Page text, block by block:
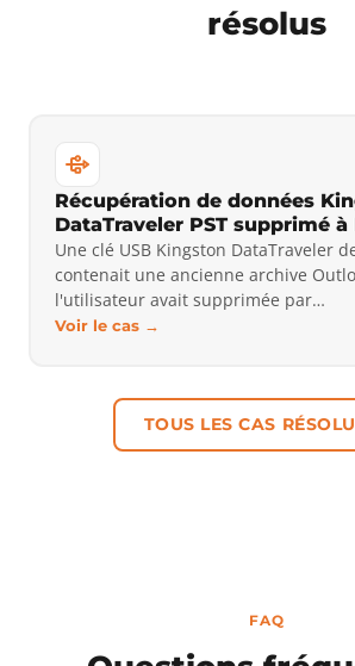
résolus
Récupération de données
DataTraveler PST supprimé
Une clé USB Kingston DataTraveler
contenait une ancienne archive
l'utilisateur avait supprimée par…
Voir le cas →
TOUS LES CAS
FAQ